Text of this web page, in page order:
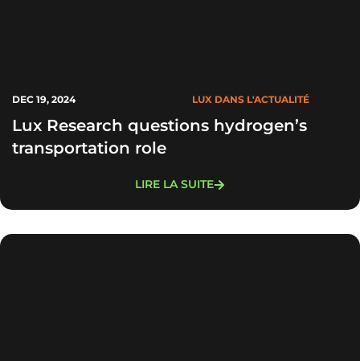
DEC 19, 2024 LUX DANS L'ACTUALITÉ
Lux Research questions hydrogen’s
transportation role
LIRE LA SUITE